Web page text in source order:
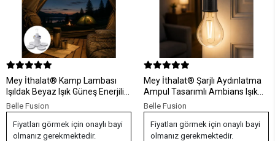
Mey İthalat® Kamp Lambası
Işıldak Beyaz Işık Güneş Enerjili
Solar Aydınlatma 5 Kanatlı
Katlanabilir Yeni Nesil
Belle Fusion
Fiyatları görmek için onaylı bayi
olmanız gerekmektedir.
Mey İthalat® Şarjlı Aydınlatma
Ampul Tasarımlı Ambians Işık
Askılı Kamp Lambası
Belle Fusion
Fiyatları görmek için onaylı bayi
olmanız gerekmektedir.